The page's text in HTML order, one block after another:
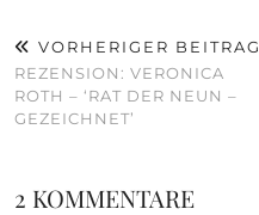
VORHERIGER BEITRAG
REZENSION: VERONICA
ROTH – ‘RAT DER NEUN –
GEZEICHNET’
2 KOMMENTARE